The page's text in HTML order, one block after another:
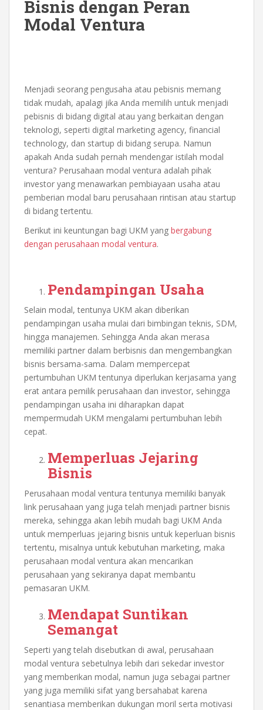
Bisnis dengan Peran
Modal Ventura
Menjadi seorang pengusaha atau pebisnis memang
tidak mudah, apalagi jika Anda memilih untuk menjadi
pebisnis di bidang digital atau yang berkaitan dengan
teknologi, seperti digital marketing agency, financial
technology, dan startup di bidang serupa. Namun
apakah Anda sudah pernah mendengar istilah modal
ventura? Perusahaan modal ventura adalah pihak
investor yang menawarkan pembiayaan usaha atau
pemberian modal baru perusahaan rintisan atau startup
di bidang tertentu.
Berikut ini keuntungan bagi UKM yang bergabung
dengan perusahaan modal ventura.
Pendampingan Usaha
Selain modal, tentunya UKM akan diberikan
pendampingan usaha mulai dari bimbingan teknis, SDM,
hingga manajemen. Sehingga Anda akan merasa
memiliki partner dalam berbisnis dan mengembangkan
bisnis bersama-sama. Dalam mempercepat
pertumbuhan UKM tentunya diperlukan kerjasama yang
erat antara pemilik perusahaan dan investor, sehingga
pendampingan usaha ini diharapkan dapat
mempermudah UKM mengalami pertumbuhan lebih
cepat.
Memperluas Jejaring
Bisnis
Perusahaan modal ventura tentunya memiliki banyak
link perusahaan yang juga telah menjadi partner bisnis
mereka, sehingga akan lebih mudah bagi UKM Anda
untuk memperluas jejaring bisnis untuk keperluan bisnis
tertentu, misalnya untuk kebutuhan marketing, maka
perusahaan modal ventura akan mencarikan
perusahaan yang sekiranya dapat membantu
pemasaran UKM.
Mendapat Suntikan
Semangat
Seperti yang telah disebutkan di awal, perusahaan
modal ventura sebetulnya lebih dari sekedar investor
yang memberikan modal, namun juga sebagai partner
yang juga memiliki sifat yang bersahabat karena
senantiasa memberikan dukungan moril serta motivasi